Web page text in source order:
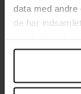
data med andre
de har
anvende vores
KONTAKT
Afdelinger